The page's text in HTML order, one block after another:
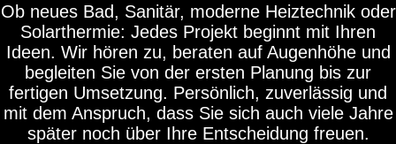
Ob neues Bad, Sanitär, moderne Heiztechnik oder
Solarthermie: Jedes Projekt beginnt mit Ihren
Ideen. Wir hören zu, beraten auf Augenhöhe und
begleiten Sie von der ersten Planung bis zur
fertigen Umsetzung. Persönlich, zuverlässig und
mit dem Anspruch, dass Sie sich auch viele Jahre
später noch über Ihre Entscheidung freuen.